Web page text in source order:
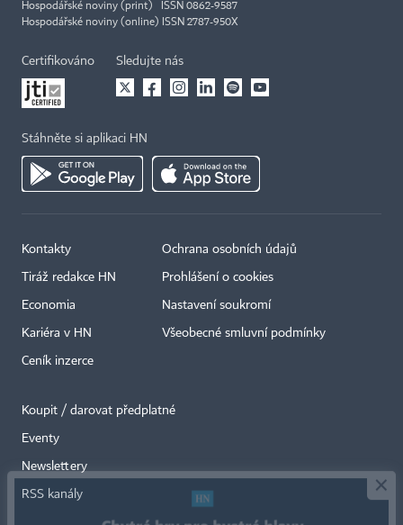
Hospodářské noviny (print) ISSN 0862-9587
Hospodářské noviny (online) ISSN 2787-950X
Certifikováno Sledujte nás
Stáhněte si aplikaci HN
Kontakty
Tiráž redakce HN
Economia
Kariéra v HN
Ceník inzerce
Ochrana osobních údajů
Prohlášení o cookies
Nastavení soukromí
Všeobecné smluvní podmínky
Koupit / darovat předplatné
Eventy
Newslettery
RSS kanály